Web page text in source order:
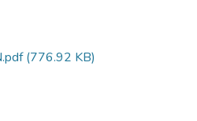
(776.92 KB)